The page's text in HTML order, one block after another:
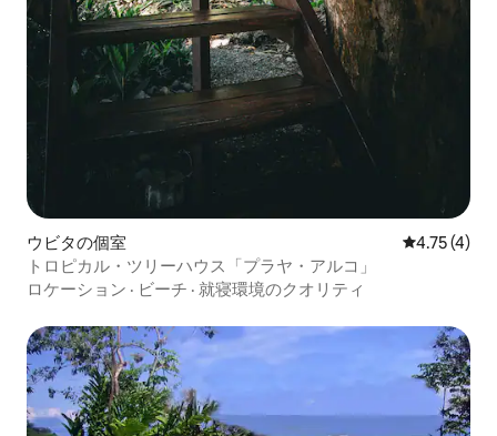
ウビタの個室 レビュー4
4.75 (4)
トロピカル・ツリーハウス「プラヤ・アルコ」
ロケーション · ビーチ · 就寝環境のクオリティ